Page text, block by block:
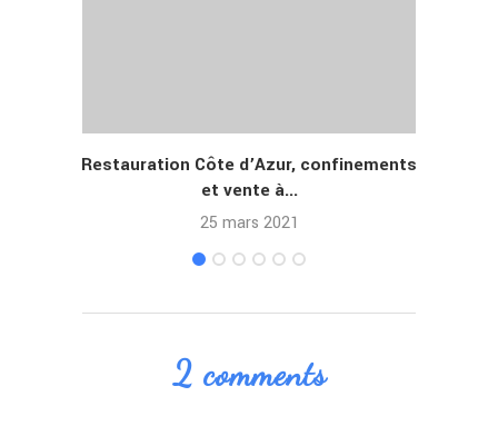
Restauration Côte d’Azur, confinements
et vente à...
25 mars 2021
2 comments